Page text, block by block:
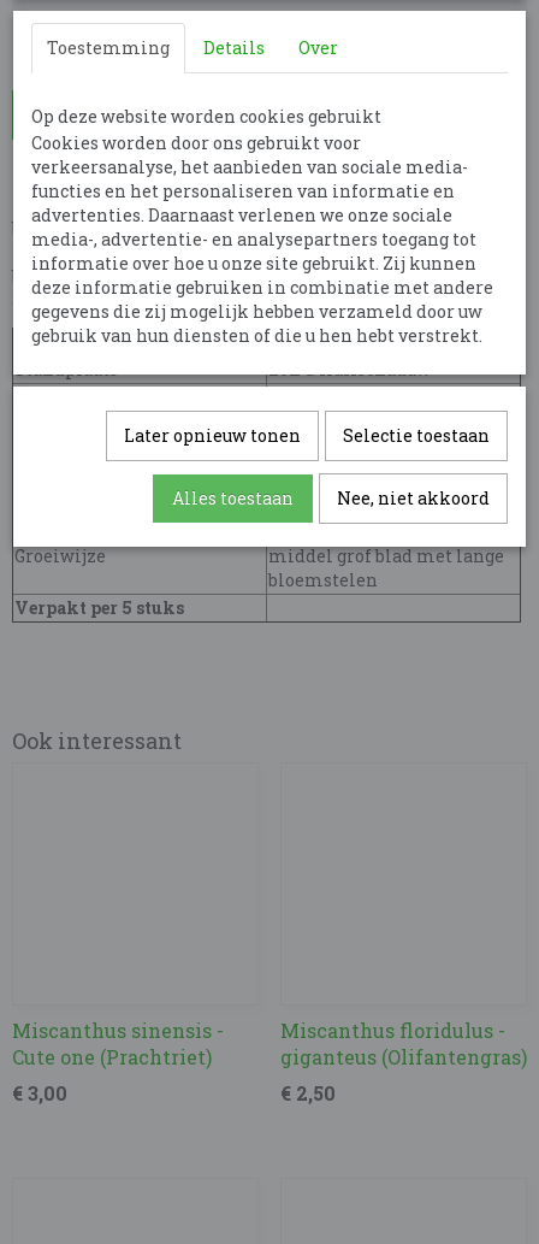
In winkelwagen
Miscanthus sinensis 'Yaku Yima' is een siergras dat een
hoogte bereikt van 120-150 cm. Het heeft smalle, groene
bladeren en produceert van augustus tot oktober elegante,
zilverwitte pluimen. Dit winterharde gras is ideaal voor
borders en tuinen, en voegt een luchtig en verfijnd effect toe
aan uw buitenruimte.
Bladkleur
Groen
Standplaats
Zon & Halfschaduw
120 cm - 150 cm
Opstaande zilverkleurige
pluim
Groeiwijze
Polvormend, vrij laag
middel grof blad met lange
bloemstelen
Verpakt per 5 stuks
Ook interessant
Miscanthus sinensis -
Cute one (Prachtriet)
€ 3,00
Miscanthus floridulus -
giganteus (Olifantengras)
€ 2,50
Toestemming Details Over
Op deze website worden cookies gebruikt
Cookies worden door ons gebruikt voor
verkeersanalyse, het aanbieden van sociale media-
functies en het personaliseren van informatie en
advertenties. Daarnaast verlenen we onze sociale
media-, advertentie- en analysepartners toegang tot
informatie over hoe u onze site gebruikt. Zij kunnen
deze informatie gebruiken in combinatie met andere
gegevens die zij mogelijk hebben verzameld door uw
gebruik van hun diensten of die u hen hebt verstrekt.
Later opnieuw tonen Selectie toestaan
Alles toestaan Nee, niet akkoord